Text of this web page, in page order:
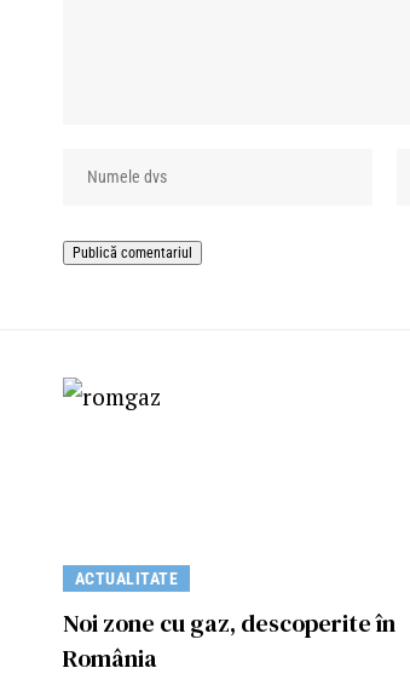
ACTUALITATE
Noi zone cu gaz, descoperite în
România